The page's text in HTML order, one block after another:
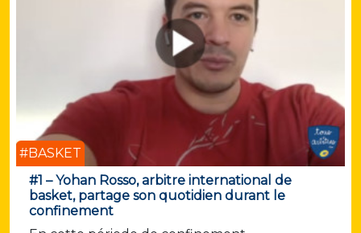
#BASKET
#1 – Yohan Rosso, arbitre international de
basket, partage son quotidien durant le
confinement